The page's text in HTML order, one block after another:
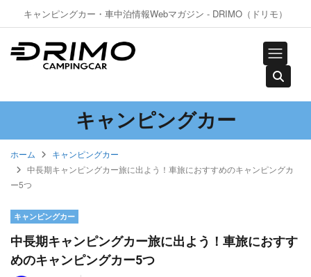
キャンピングカー・車中泊情報Webマガジン - DRIMO（ドリモ）
キャンピングカー
ホーム
キャンピングカー
中長期キャンピングカー旅に出よう！車旅におすすめのキャンピングカ
ー5つ
キャンピングカー
中長期キャンピングカー旅に出よう！車旅におすす
めのキャンピングカー5つ